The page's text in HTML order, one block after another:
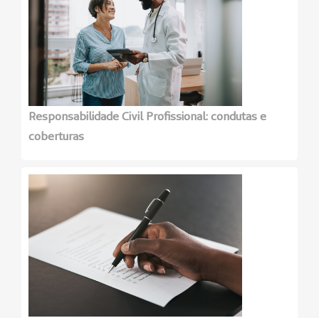
Responsabilidade Civil Profissional: condutas e
coberturas